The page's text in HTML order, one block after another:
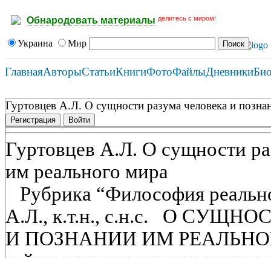
Обнародовать материалы делитесь с миром!
Украина Мир
ГлавнаяАвторыСтатьиКнигиФотоФайлыДневники
Гуртовцев А.Л. О сущности разума человека и
Регистрация Войти
Гуртовцев А.Л. О сущности
им реального мира
Рубрика “Философия
А.Л., к.т.н., с.н.с. О
И ПОЗНАНИИ ИМ